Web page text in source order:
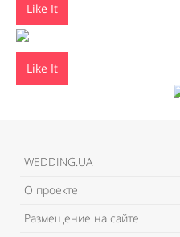
Like It
Like It
WEDDING.UA
О проекте
Размещение на сайте